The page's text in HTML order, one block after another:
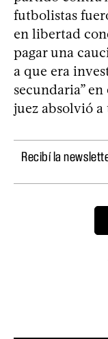
futbolistas
en libertad
pagar una
a que era
secundaria”
juez absolvió
Recibí la